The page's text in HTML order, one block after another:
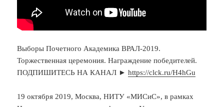
Выборы Почетного Академика ВРАЛ-2019.
Торжественная церемония. Награждение победителей.
ПОДПИШИТЕСЬ НА КАНАЛ ►https://clck.ru/H4hGu
19 октября 2019, Москва, НИТУ «МИСиС», в рамках